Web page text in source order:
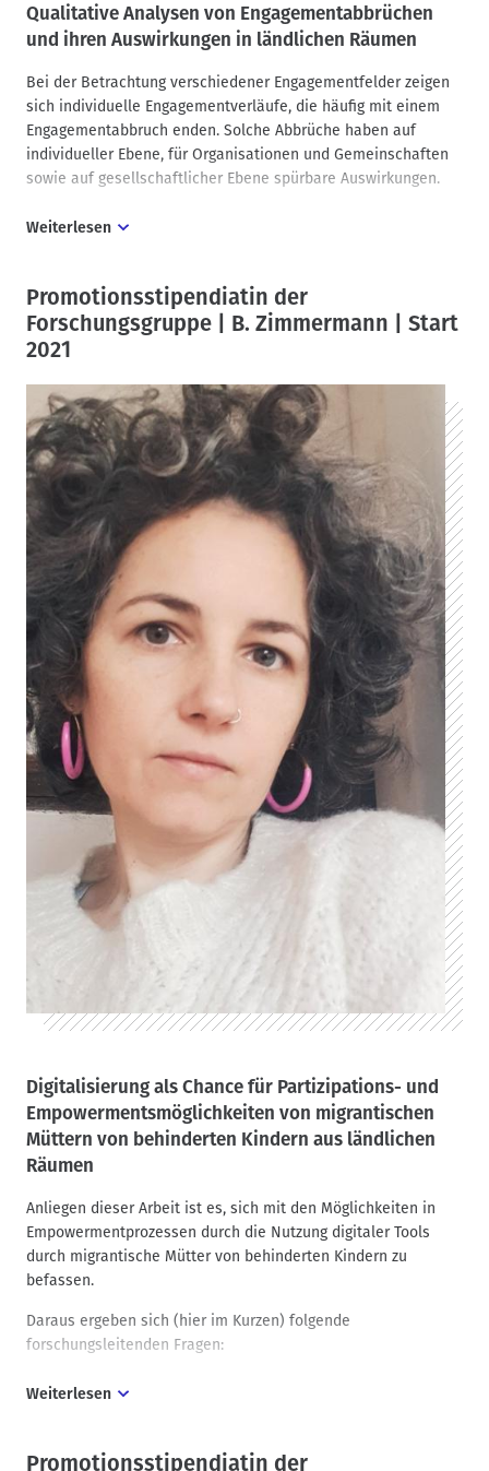
Qualitative Analysen von Engagementabbrüchen
und ihren Auswirkungen in ländlichen Räumen
Bei der Betrachtung verschiedener Engagementfelder zeigen
sich individuelle Engagementverläufe, die häufig mit einem
Engagementabbruch enden. Solche Abbrüche haben auf
individueller Ebene, für Organisationen und Gemeinschaften
sowie auf gesellschaftlicher Ebene spürbare Auswirkungen.
Organisationen und Gemeinschaften wichtige Beiträge zur
Zielerreichung fehlen. Gesellschaftlich beeinflussen
Engagementabbrüche die soziale Inklusion, den solidarischen
Zusammenhalt und die demokratische Teilhabe.
Das qualitative Promotionsvorhaben untersucht, wie
Engagementabbrüche verlaufen, welche Abbruchformen
existieren und welche Auswirkungen daraus entstehen
können. Es knüpft an aktuelle Diskurse der
Engagementforschung an und baut auf bestehende
Forschungsergebnisse auf.
Die Datengrundlage bilden autobiografisch-narrative
Interviews mit ehemals Engagierten aus unterschiedlichen
Bereichen, darunter Flüchtlingshilfe, Feuerwehr, Heimat-,
Musik- und Sportverein sowie ein Bürgerbusprojekt (vgl.
Schütze 1983; Rosenthal 2002). Das Sample umfasst Personen
verschiedenen Geschlechts, Alters und Lebenssituationen. Die
Interviews wurden nach Schütze (1983) und Rosenthal (2002)
geführt; die Auswertung erfolgt gemäß Grounded Theory mit
dem Kodierverfahren nach Strauss und Corbin (1996). Ziel des
Vorhabens ist es, das Verständnis für den Verlauf und die
Prävention von Engagementabbrüchen – insbesondere in
ländlichen Räumen – zu fördern sowie deren problematische
Auswirkungen sichtbarer zu machen und im Diskurs sowie in
der Engagementförderung stärker zu berücksichtigen.
Malina Küster (vormals Haßelbusch)
Weiterlesen
Promotionsstipendiatin der
Forschungsgruppe | B. Zimmermann | Start
2021
Digitalisierung als Chance für Partizipations- und
Empowermentsmöglichkeiten von migrantischen
Müttern von behinderten Kindern aus ländlichen
Räumen
Anliegen dieser Arbeit ist es, sich mit den Möglichkeiten in
Empowermentprozessen durch die Nutzung digitaler Tools
durch migrantische Mütter von behinderten Kindern zu
befassen.
Daraus ergeben sich (hier im Kurzen) folgende
forschungsleitenden Fragen:
Risiken und Nachteile bei der Internetnutzung als Ort und
Weiterlesen
Promotionsstipendiatin der